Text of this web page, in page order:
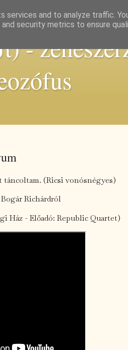
-
(Ricsi vonósnégyes)
Richárdról
Ház - Előadó: Republic Quartet)
and to analyze traffic.
security metrics to ensure